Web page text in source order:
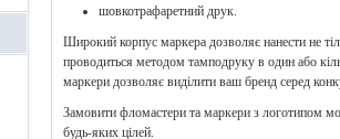
шовкотрафаретний друк.
Широкий корпус маркера дозволяє нанести не
проводиться методом тамподруку в один або
маркери дозволяє виділити ваш бренд серед
Замовити фломастери та маркери з логотипом
будь-яких цілей.